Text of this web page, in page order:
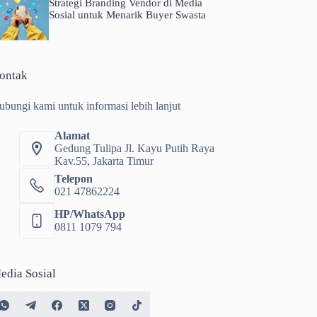
Strategi Branding Vendor di Media
Sosial untuk Menarik Buyer Swasta
kami untuk informasi lebih lanjut
Alamat
Gedung Tulipa Jl. Kayu Putih Raya
Kav.55, Jakarta Timur
Telepon
021 47862224
HP/WhatsApp
0811 1079 794
Sosial